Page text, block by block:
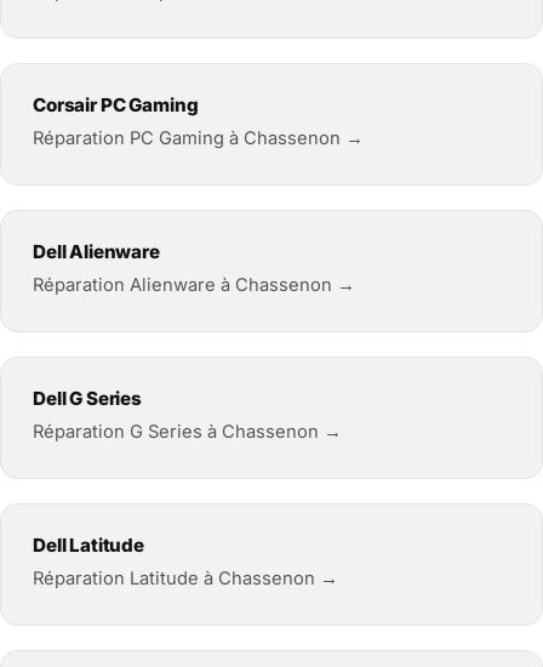
Corsair PC Gaming
Réparation PC Gaming à Chassenon →
Dell Alienware
Réparation Alienware à Chassenon →
Dell G Series
Réparation G Series à Chassenon →
Dell Latitude
Réparation Latitude à Chassenon →